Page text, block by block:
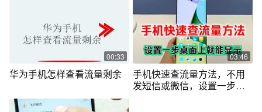
00:33
华为手机怎样查看流量剩余
03:46
手机快速查流量方法，不用
发短信或微信，设置一步桌